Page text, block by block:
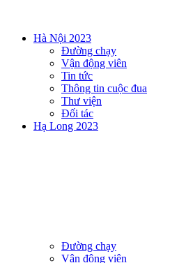
Hà Nội 2023
Đường chạy
Vận động viên
Tin tức
Thông tin cuộc đua
Thư viện
Đối tác
Hạ Long 2023
Đường chạy
Vận động viên